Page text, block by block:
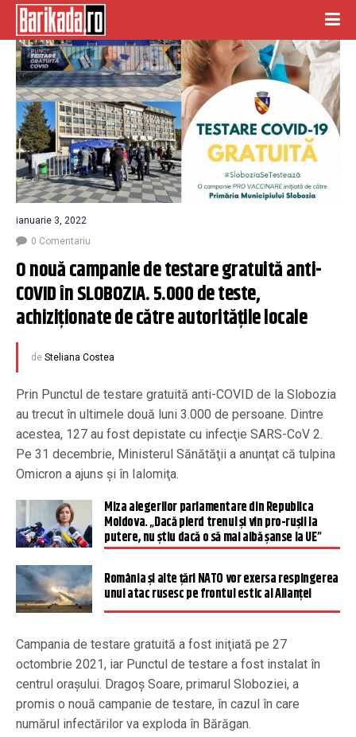
ianuarie 3, 2022
0 Comentariu
O nouă campanie de testare gratuită anti-
COVID în SLOBOZIA. 5.000 de teste,
achiziţionate de către autorităţile locale
de Steliana Costea
Prin Punctul de testare gratuită anti-COVID de la Slobozia
au trecut în ultimele două luni 3.000 de persoane. Dintre
acestea, 127 au fost depistate cu infecţie SARS-CoV 2.
Pe 31 decembrie, Ministerul Sănătăţii a anunţat că tulpina
Omicron a ajuns şi în Ialomiţa.
Miza alegerilor parlamentare din Republica
Moldova. „Dacă pierd trenul și vin pro-rușii la
putere, nu știu dacă o să mai aibă șanse la UE”
România și alte țări NATO vor exersa respingerea
unui atac rusesc pe frontul estic al Alianței
Campania de testare gratuită a fost iniţiată pe 27
octombrie 2021, iar Punctul de testare a fost instalat în
centrul oraşului. Dragoş Soare, primarul Sloboziei, a
promis o nouă campanie de testare, în cazul în care
numărul infectărilor va exploda în Bărăgan.